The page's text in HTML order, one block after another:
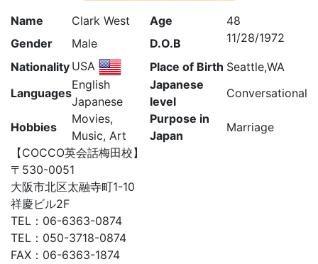
Name Clark West Age
48
Gender
Male D.O.B 11/28/1972
Nationality USA Place of Birth Seattle,WA
Languages
English
Japanese
Japanese
level
Conversational
Hobbies
Movies,
Music, Art
Purpose in
Japan
Marriage
【COCCO英会話梅田校】
〒530-0051
大阪市北区太融寺町1-10
祥慶ビル2F
TEL：06-6363-0874
TEL：050-3718-0874
FAX：06-6363-1874